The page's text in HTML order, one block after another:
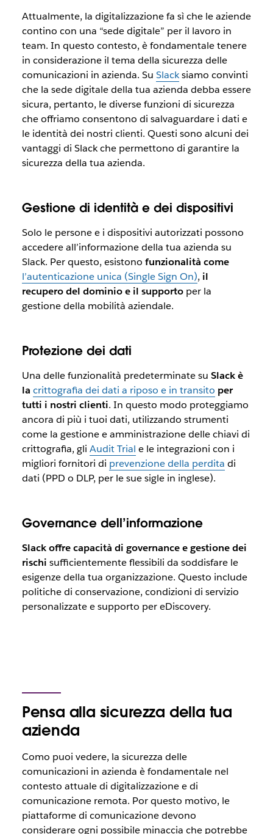
Attualmente, la digitalizzazione fa sì che le aziende
contino con una “sede digitale” per il lavoro in
team. In questo contesto, è fondamentale tenere
in considerazione il tema della sicurezza delle
comunicazioni in azienda. Su Slacksiamo convinti
che la sede digitale della tua azienda debba essere
sicura, pertanto, le diverse funzioni di sicurezza
che offriamo consentono di salvaguardare i dati e
le identità dei nostri clienti. Questi sono alcuni dei
vantaggi di Slack che permettono di garantire la
sicurezza della tua azienda.
Gestione di identità e dei dispositivi
Solo le persone e i dispositivi autorizzati possono
accedere all’informazione della tua azienda su
Slack. Per questo, esistono funzionalità come
l’autenticazione unica (Single Sign On), il
recupero del dominio e il supportoper la
gestione della mobilità aziendale.
Protezione dei dati
Una delle funzionalità predeterminate su Slack è
la crittografia dei dati a riposo e in transito per
tutti i nostri clienti. In questo modo proteggiamo
ancora di più i tuoi dati, utilizzando strumenti
come la gestione e amministrazione delle chiavi di
crittografia, gli Audit Trial e le integrazioni con i
migliori fornitori di prevenzione della perdita di
dati (PPD o DLP, per le sue sigle in inglese).
Governance dell’informazione
Slack offre capacità di governance e gestione dei
rischi sufficientemente flessibili da soddisfare le
esigenze della tua organizzazione. Questo include
politiche di conservazione, condizioni di servizio
personalizzate e supporto per eDiscovery.
Pensa alla sicurezza della tua
azienda
Como puoi vedere, la sicurezza delle
comunicazioni in azienda è fondamentale nel
contesto attuale di digitalizzazione e di
comunicazione remota. Por questo motivo, le
piattaforme di comunicazione devono
considerare ogni possibile minaccia che potrebbe